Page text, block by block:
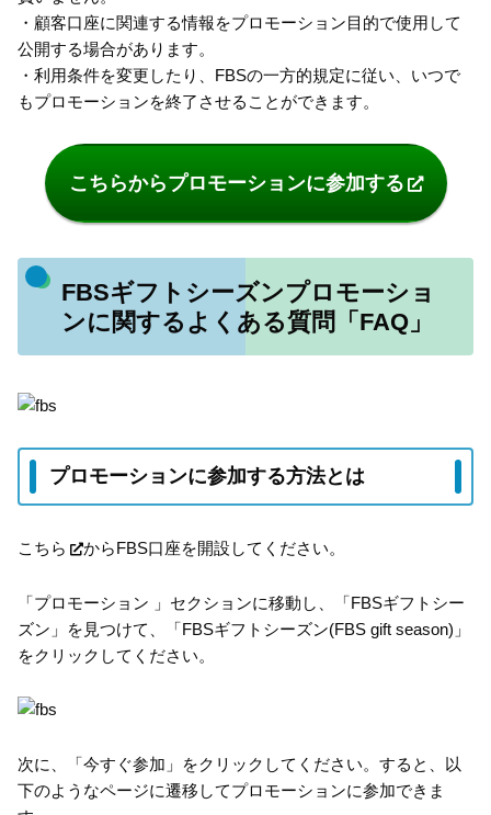
・顧客口座に関連する情報をプロモーション目的で使用して
公開する場合があります。
・利用条件を変更したり、FBSの一方的規定に従い、いつで
もプロモーションを終了させることができます。
こちらからプロモーションに参加する
FBSギフトシーズンプロモーショ
ンに関するよくある質問「FAQ」
プロモーションに参加する方法とは
こちら からFBS口座を開設してください。
「プロモーション 」セクションに移動し、「FBSギフトシー
ズン」を見つけて、「FBSギフトシーズン(FBS gift season)」
をクリックしてください。
次に、「今すぐ参加」をクリックしてください。すると、以
下のようなページに遷移してプロモーションに参加できま